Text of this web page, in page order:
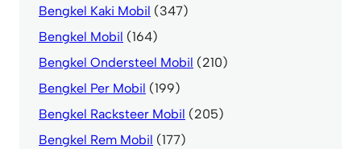
Bengkel Kaki Mobil (347)
Bengkel Mobil (164)
Bengkel Ondersteel Mobil (210)
Bengkel Per Mobil (199)
Bengkel Racksteer Mobil (205)
Bengkel Rem Mobil (177)